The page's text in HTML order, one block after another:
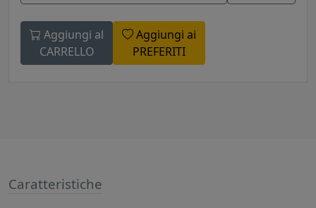
Aggiungi al
CARRELLO
Aggiungi ai
PREFERITI
Caratteristiche